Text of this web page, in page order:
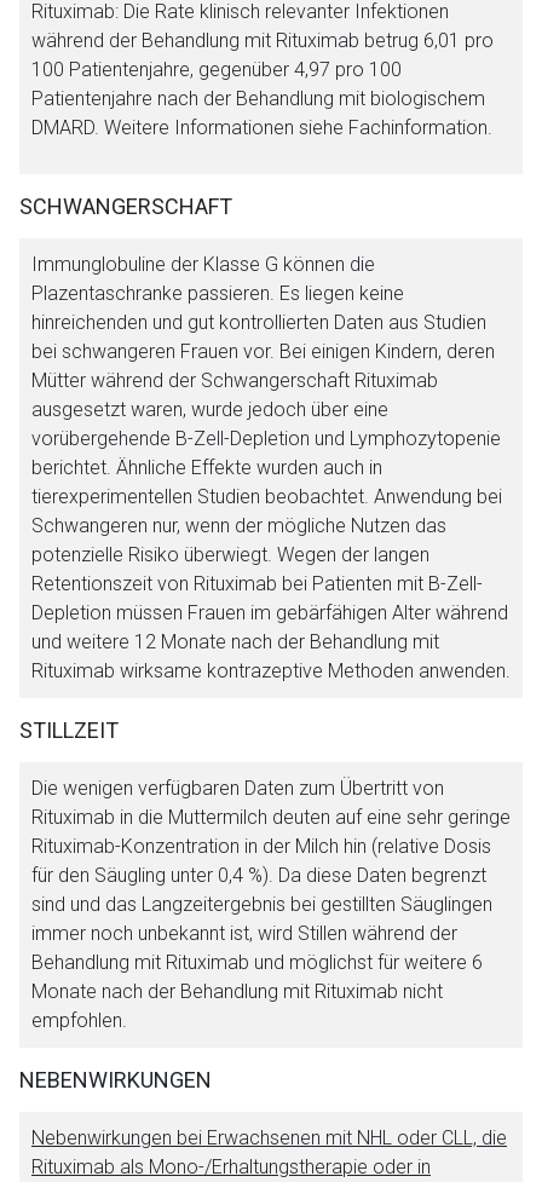
Rituximab: Die Rate klinisch relevanter Infektionen
während der Behandlung mit Rituximab betrug 6,01 pro
100 Patientenjahre, gegenüber 4,97 pro 100
Patientenjahre nach der Behandlung mit biologischem
DMARD. Weitere Informationen siehe Fachinformation.
SCHWANGERSCHAFT
Immunglobuline der Klasse G können die
Plazentaschranke passieren. Es liegen keine
hinreichenden und gut kontrollierten Daten aus Studien
bei schwangeren Frauen vor. Bei einigen Kindern, deren
Mütter während der Schwangerschaft Rituximab
ausgesetzt waren, wurde jedoch über eine
vorübergehende B-Zell-Depletion und Lymphozytopenie
berichtet. Ähnliche Effekte wurden auch in
tierexperimentellen Studien beobachtet. Anwendung bei
Schwangeren nur, wenn der mögliche Nutzen das
potenzielle Risiko überwiegt. Wegen der langen
Retentionszeit von Rituximab bei Patienten mit B-Zell-
Depletion müssen Frauen im gebärfähigen Alter während
und weitere 12 Monate nach der Behandlung mit
Rituximab wirksame kontrazeptive Methoden anwenden.
STILLZEIT
Die wenigen verfügbaren Daten zum Übertritt von
Rituximab in die Muttermilch deuten auf eine sehr geringe
Rituximab-Konzentration in der Milch hin (relative Dosis
für den Säugling unter 0,4 %). Da diese Daten begrenzt
sind und das Langzeitergebnis bei gestillten Säuglingen
immer noch unbekannt ist, wird Stillen während der
Behandlung mit Rituximab und möglichst für weitere 6
Monate nach der Behandlung mit Rituximab nicht
empfohlen.
NEBENWIRKUNGEN
Nebenwirkungen bei Erwachsenen mit NHL oder CLL, die
Rituximab als Mono-/Erhaltungstherapie oder in